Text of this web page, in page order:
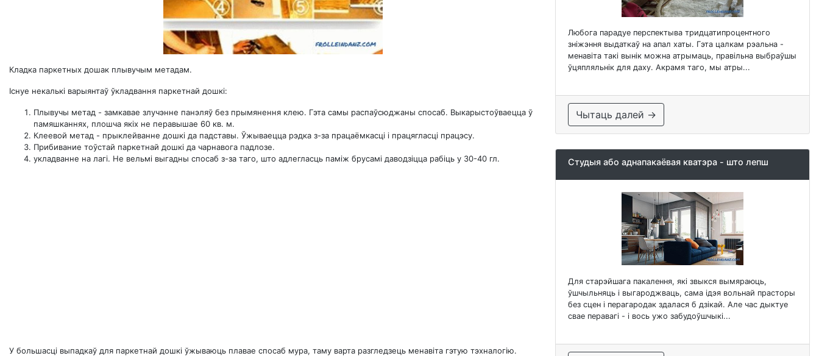
Кладка паркетных дошак плывучым метадам.
Існуе некалькі варыянтаў ўкладвання паркетнай дошкі:
Плывучы метад - замкавае злучэнне панэляў без прымянення клею. Гэта самы распаўсюджаны спосаб. Выкарыстоўваецца ў
памяшканнях, плошча якіх не перавышае 60 кв. м.
Клеевой метад - прыклейванне дошкі да падставы. Ўжываецца рэдка з-за працаёмкасці і працягласці працэсу.
Прибивание тоўстай паркетнай дошкі да чарнавога падлозе.
укладванне на лагі. Не вельмі выгадны спосаб з-за таго, што адлегласць паміж брусамі даводзіцца рабіць у 30-40 гл.
У большасці выпадкаў для паркетнай дошкі ўжываюць плавае спосаб мура, таму варта разгледзець менавіта гэтую тэхналогію.
Любога парадуе перспектыва тридцатипроцентного
зніжэння выдаткаў на апал хаты. Гэта цалкам рэальна -
менавіта такі вынік можна атрымаць, правільна выбраўшы
ўцяпляльнік для даху. Акрамя таго, мы атры...
Чытаць далей →
Студыя або аднапакаёвая кватэра - што лепш
Для старэйшага пакалення, які звыкся вымяраюць,
ўшчыльняць і выгароджваць, сама ідэя вольнай прасторы
без сцен і перагародак здалася б дзікай. Але час дыктуе
свае перавагі - і вось ужо забудоўшчыкі...